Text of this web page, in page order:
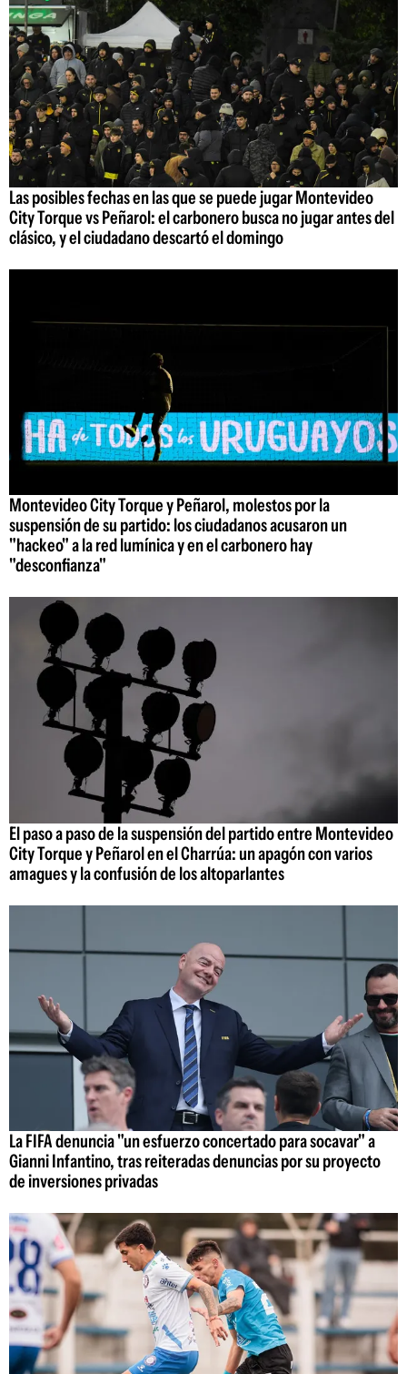
Las posibles fechas en las que se puede jugar Montevideo
City Torque vs Peñarol: el carbonero busca no jugar antes del
clásico, y el ciudadano descartó el domingo
Montevideo City Torque y Peñarol, molestos por la
suspensión de su partido: los ciudadanos acusaron un
"hackeo" a la red lumínica y en el carbonero hay
"desconfianza"
El paso a paso de la suspensión del partido entre Montevideo
City Torque y Peñarol en el Charrúa: un apagón con varios
amagues y la confusión de los altoparlantes
La FIFA denuncia "un esfuerzo concertado para socavar" a
Gianni Infantino, tras reiteradas denuncias por su proyecto
de inversiones privadas